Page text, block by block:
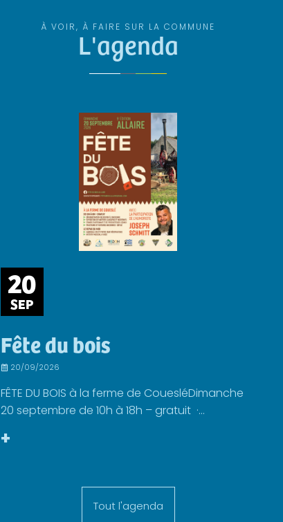
À VOIR, À FAIRE SUR LA COMMUNE
L'agenda
20
SEP
Fête du bois
20/09/2026
FÊTE DU BOIS à la ferme de CouesléDimanche
20 septembre de 10h à 18h – gratuit ·...
+
Tout l'agenda